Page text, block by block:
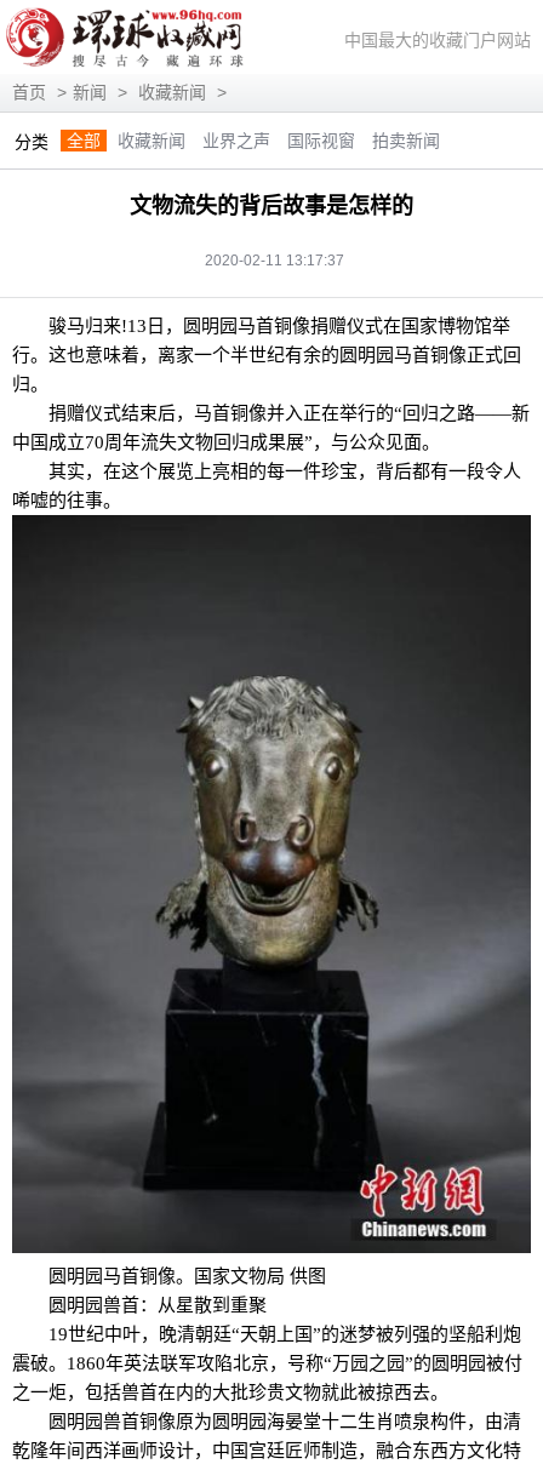
中国最大的收藏门户网站
首页 > 新闻 > 收藏新闻 >
分类 全部 收藏新闻 业界之声 国际视窗
拍卖新闻
展会信息
艺术投资 人物访谈 评论观察
视频访谈
藏趣逸闻
艺术评论 快讯 滚动 动态
文物流失的背后故事是怎样的
2020-02-11 13:17:37
骏马归来!13日，圆明园马首铜像捐赠仪式在国家博物馆举
行。这也意味着，离家一个半世纪有余的圆明园马首铜像正式回
归。
捐赠仪式结束后，马首铜像并入正在举行的“回归之路——新
中国成立70周年流失文物回归成果展”，与公众见面。
其实，在这个展览上亮相的每一件珍宝，背后都有一段令人
唏嘘的往事。
圆明园马首铜像。国家文物局 供图
圆明园兽首：从星散到重聚
19世纪中叶，晚清朝廷“天朝上国”的迷梦被列强的坚船利炮
震破。1860年英法联军攻陷北京，号称“万园之园”的圆明园被付
之一炬，包括兽首在内的大批珍贵文物就此被掠西去。
圆明园兽首铜像原为圆明园海晏堂十二生肖喷泉构件，由清
乾隆年间西洋画师设计，中国宫廷匠师制造，融合东西方文化特